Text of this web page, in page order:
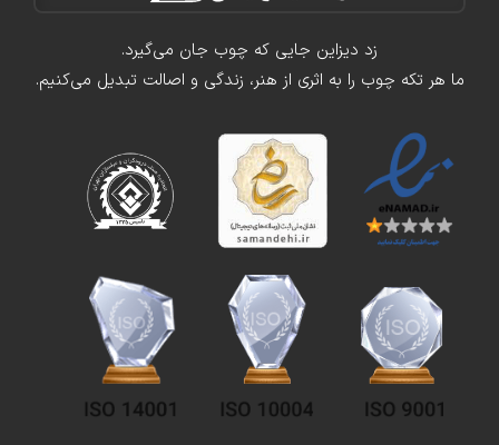
زد دیزاین جایی که چوب جان می‌گیرد.
ما هر تکه چوب را به اثری از هنر، زندگی و اصالت تبدیل می‌کنیم.